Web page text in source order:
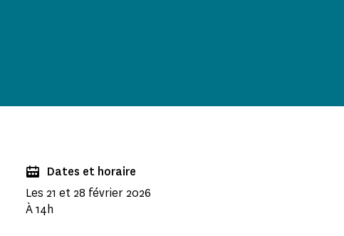
Dates et horaire
Les 21 et 28 février 2026
À 14h